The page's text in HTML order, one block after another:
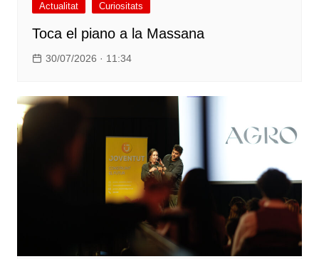
Actualitat Curiositats
Toca el piano a la Massana
30/07/2026 · 11:34